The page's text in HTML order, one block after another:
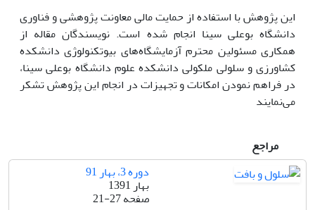
این پژوهش با استفاده از حمایت مالی معاونت پژوهشی و فناوری
دانشگاه بوعلی سینا انجام شده است. نویسندگان مقاله از
همکاری مسئولین محترم آزمایشگاه‌های بیوتکنولوژی دانشکده
کشاورزی و سلولی ملکولی دانشکده علوم دانشگاه بوعلی سینا،
در فراهم نمودن امکانات و تجهیزات در انجام این پژوهش تشکر
می‌نمایند
مراجع
دوره 3، بهار 91
بهار 1391
صفحه21-27